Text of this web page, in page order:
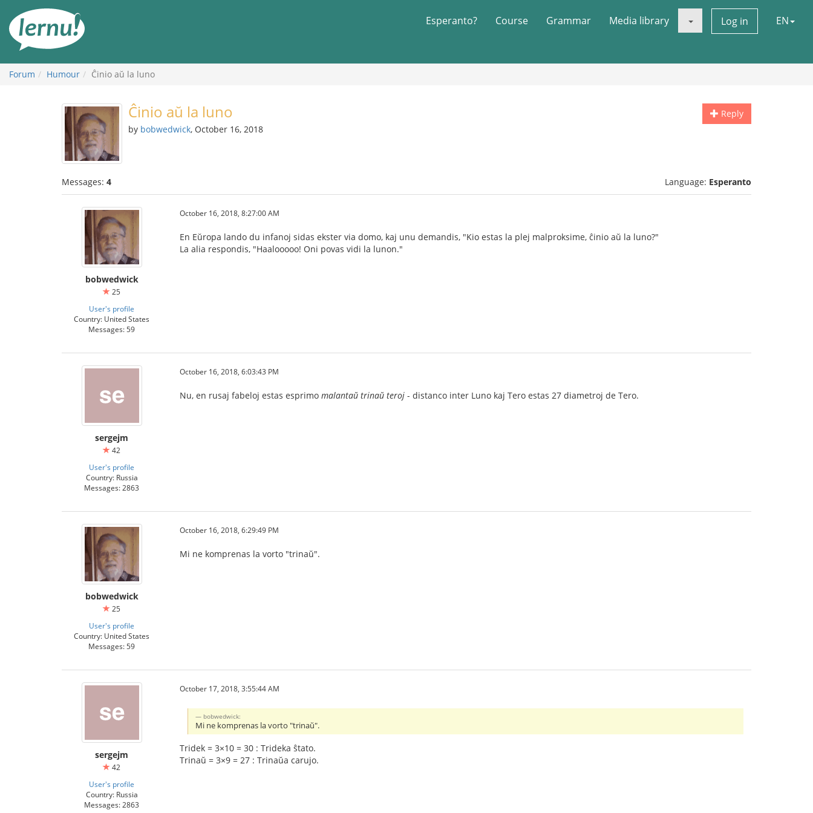
the
content
Esperanto? Course Grammar Media library Log in EN
Forum Humour Ĉinio aŭ la luno
Reply
Ĉinio aŭ la luno
by bobwedwick, October 16, 2018
Messages: 4 Language: Esperanto
bobwedwick
25
User's profile
Country: United States
Messages: 59
October 16, 2018, 8:27:00 AM
En Eŭropa lando du infanoj sidas ekster via domo, kaj unu demandis, "Kio estas la plej malproksime, ĉinio aŭ la luno?"
La alia respondis, "Haalooooo! Oni povas vidi la lunon."
sergejm
42
User's profile
Country: Russia
Messages: 2863
October 16, 2018, 6:03:43 PM
Nu, en rusaj fabeloj estas esprimo malantaŭ trinaŭ teroj - distanco inter Luno kaj Tero estas 27 diametroj de Tero.
bobwedwick
25
User's profile
Country: United States
Messages: 59
October 16, 2018, 6:29:49 PM
Mi ne komprenas la vorto "trinaŭ".
sergejm
42
User's profile
Country: Russia
Messages: 2863
October 17, 2018, 3:55:44 AM
bobwedwick:
Mi ne komprenas la vorto "trinaŭ".
Tridek = 3×10 = 30 : Trideka ŝtato.
Trinaŭ = 3×9 = 27 : Trinaŭa carujo.